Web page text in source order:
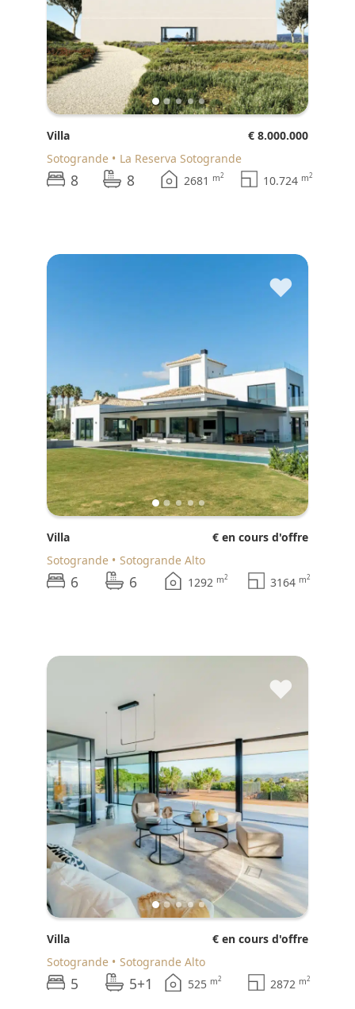
Villa
€ 8.000.000
Sotogrande
La Reserva Sotogrande
8 8 2681 m2 10.724 m2
♥
Villa
€ en cours d'offre
Sotogrande
Sotogrande Alto
6 6 1292 m2 3164 m2
♥
Villa
€ en cours d'offre
Sotogrande
Sotogrande Alto
5 5+1 525 m2 2872 m2